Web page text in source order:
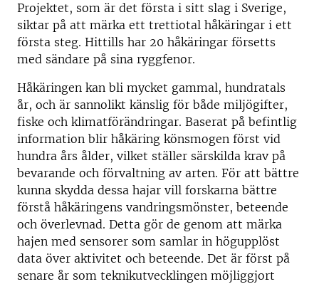
Projektet, som är det första i sitt slag i Sverige,
siktar på att märka ett trettiotal håkäringar i ett
första steg. Hittills har 20 håkäringar försetts
med sändare på sina ryggfenor.
Håkäringen kan bli mycket gammal, hundratals
år, och är sannolikt känslig för både miljögifter,
fiske och klimatförändringar. Baserat på befintlig
information blir håkäring könsmogen först vid
hundra års ålder, vilket ställer särskilda krav på
bevarande och förvaltning av arten. För att bättre
kunna skydda dessa hajar vill forskarna bättre
förstå håkäringens vandringsmönster, beteende
och överlevnad. Detta gör de genom att märka
hajen med sensorer som samlar in högupplöst
data över aktivitet och beteende. Det är först på
senare år som teknikutvecklingen möjliggjort